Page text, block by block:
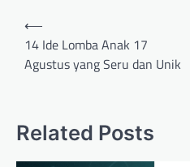
Post
navigation
⟵
14 Ide Lomba Anak 17
Agustus yang Seru dan Unik
Related Posts